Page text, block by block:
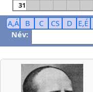
31
A,Á B C CS D E,É
Név: